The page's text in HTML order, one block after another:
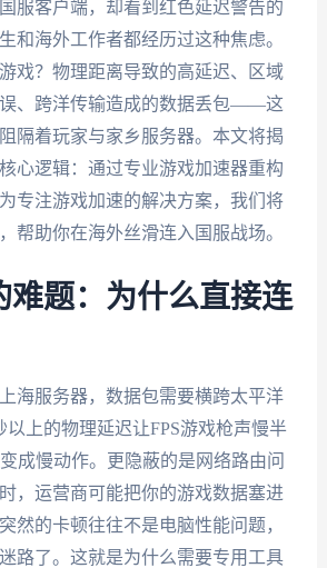
服客户端，却看到红色延迟警告的
和海外工作者都经历过这种焦虑。
戏？物理距离导致的高延迟、区域
、跨洋传输造成的数据丢包——这
隔着玩家与家乡服务器。本文将揭
心逻辑：通过专业游戏加速器重构
专注游戏加速的解决方案，我们将
帮助你在海外丝滑连入国服战场。
难题：为什么直接连
海服务器，数据包需要横跨太平洋
以上的物理延迟让FPS游戏枪声慢半
成慢动作。更隐蔽的是网络路由问
，运营商可能把你的游戏数据塞进
然的卡顿往往不是电脑性能问题，
路了。这就是为什么需要专用工具